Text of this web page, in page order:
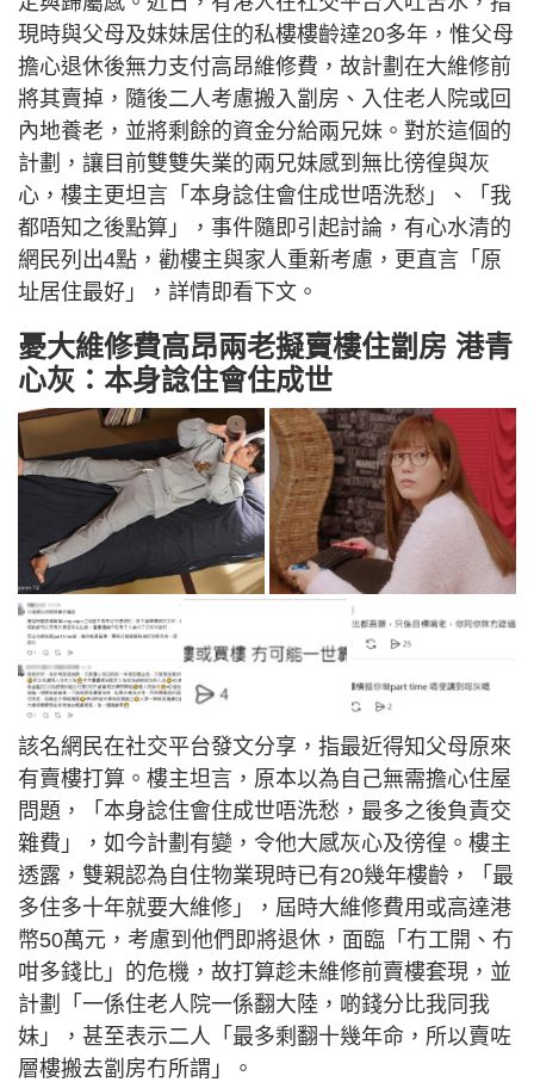
現時與父母及妹妹居住的私樓樓齡達20多年，惟父母
擔心退休後無力支付高昂維修費，故計劃在大維修前
將其賣掉，隨後二人考慮搬入劏房、入住老人院或回
內地養老，並將剩餘的資金分給兩兄妹。對於這個的
計劃，讓目前雙雙失業的兩兄妹感到無比徬徨與灰
心，樓主更坦言「本身諗住會住成世唔洗愁」、「我
都唔知之後點算」，事件隨即引起討論，有心水清的
網民列出4點，勸樓主與家人重新考慮，更直言「原
址居住最好」，詳情即看下文。
憂大維修費高昂兩老擬賣樓住劏房 港青
心灰：本身諗住會住成世
該名網民在社交平台發文分享，指最近得知父母原來
有賣樓打算。樓主坦言，原本以為自己無需擔心住屋
問題，「本身諗住會住成世唔洗愁，最多之後負責交
雜費」，如今計劃有變，令他大感灰心及徬徨。樓主
透露，雙親認為自住物業現時已有20幾年樓齡，「最
多住多十年就要大維修」，屆時大維修費用或高達港
幣50萬元，考慮到他們即將退休，面臨「冇工開、冇
咁多錢比」的危機，故打算趁未維修前賣樓套現，並
計劃「一係住老人院一係翻大陸，啲錢分比我同我
妹」，甚至表示二人「最多剩翻十幾年命，所以賣咗
層樓搬去劏房冇所謂」。